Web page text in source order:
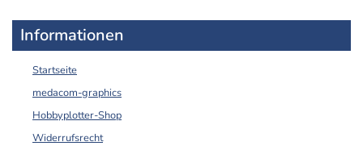
Informationen
Startseite
medacom-graphics
Hobbyplotter-Shop
Widerrufsrecht